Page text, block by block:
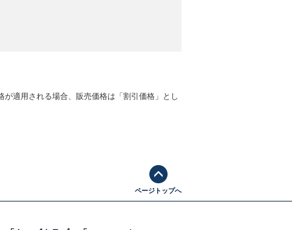
適用される場合、販売価格は「割引価格」とし
ページトップへ